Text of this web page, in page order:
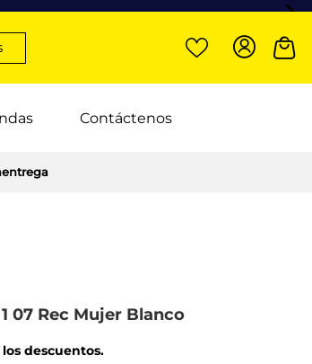
Contáctenos
07 Rec Mujer Blanco
descuentos.